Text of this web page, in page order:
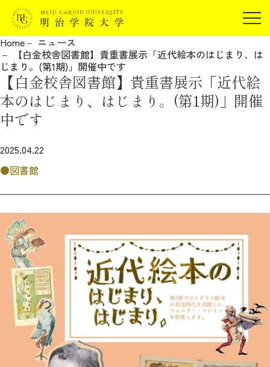
在学生の方
卒業生の方
保証人の方
企業・研究者の方
JP EN
受験生の方
報道関係の方
明治学院大学について
教育
研究
学生生活
留学・国際交流
Home
ニュース
【白金校舎図書館】貴重書展示「近代絵本のはじまり、は
じまり。(第1期)」開催中です
【白金校舎図書館】貴重書展示「近代絵
本のはじまり、はじまり。(第1期)」開催
中です
2025.04.22
図書館